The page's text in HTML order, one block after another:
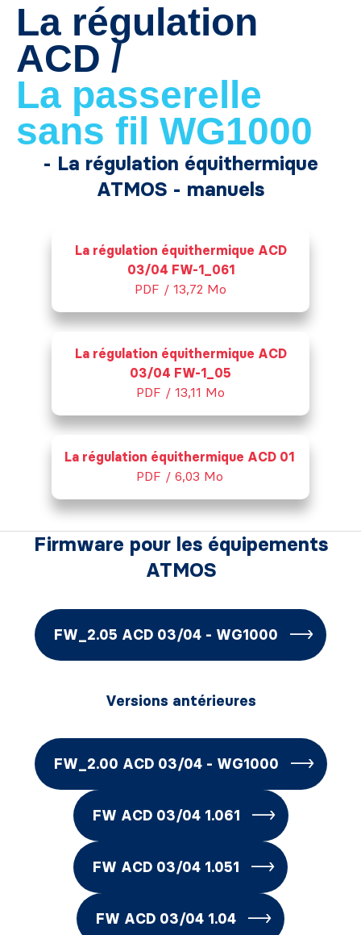
La régulation
ACD /
La passerelle
sans fil WG1000
- La régulation équithermique
ATMOS - manuels
La régulation équithermique ACD
03/04 FW-1_061
PDF / 13,72 Mo
La régulation équithermique ACD
03/04 FW-1_05
PDF / 13,11 Mo
La régulation équithermique ACD 01
PDF / 6,03 Mo
Firmware pour les équipements
ATMOS
FW_2.05 ACD 03/04 - WG1000
Versions antérieures
FW_2.00 ACD 03/04 - WG1000
FW ACD 03/04 1.061
FW ACD 03/04 1.051
FW ACD 03/04 1.04